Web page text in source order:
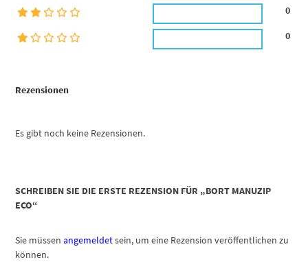
Rezensionen
Es gibt noch keine Rezensionen.
0
0
SCHREIBEN SIE DIE ERSTE REZENSION FÜR „BORT MANUZIP
ECO“
Sie müssenangemeldetsein, um eine Rezension veröffentlichen zu
können.